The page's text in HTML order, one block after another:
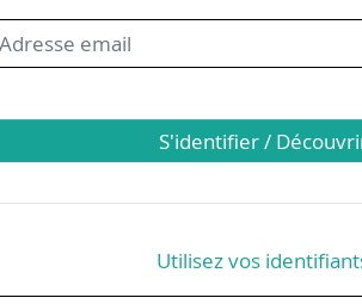
S'identifier /
Utilisez vos